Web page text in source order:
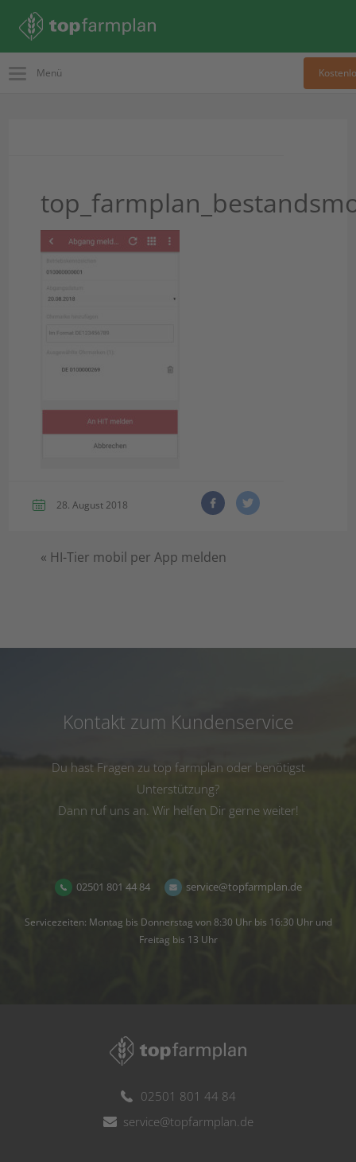
Menü
28. August 2018
« HI-Tier mobil per App melden
Kontakt zum Kundenservice
Du hast Fragen zu top farmplan oder benötigst
Unterstützung?
Dann ruf uns an. Wir helfen Dir gerne weiter!
02501 801 44 84 service@topfarmplan.de
Servicezeiten: Montag bis Donnerstag von 8:30 Uhr bis 16:30 Uhr und
Freitag bis 13 Uhr
02501 801 44 84
service@topfarmplan.de